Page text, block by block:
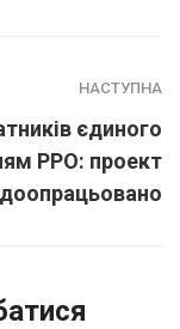
НАСТУПНА
єдиного
РРО: проект
доопрацьовано